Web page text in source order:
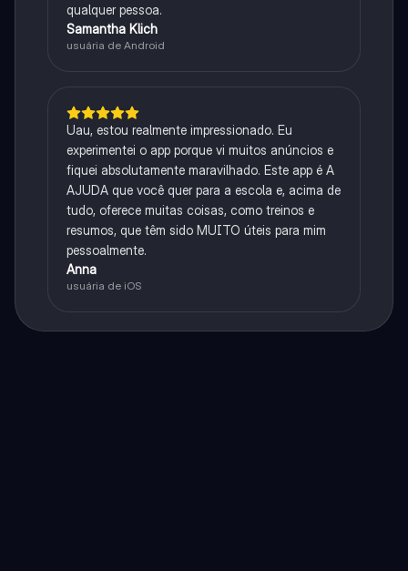
qualquer pessoa.
Samantha Klich
usuária de Android
Uau, estou realmente impressionado. Eu
experimentei o app porque vi muitos anúncios e
fiquei absolutamente maravilhado. Este app é A
AJUDA que você quer para a escola e, acima de
tudo, oferece muitas coisas, como treinos e
resumos, que têm sido MUITO úteis para mim
pessoalmente.
Anna
usuária de iOS